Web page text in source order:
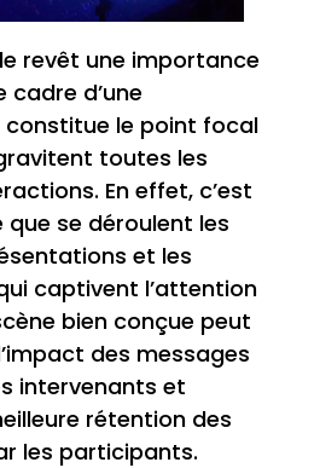
revêt une importance
d’une
constitue le point focal
toutes les
En effet, c’est
se déroulent les
et les
captivent l’attention
bien conçue peut
des messages
intervenants et
rétention des
les participants.